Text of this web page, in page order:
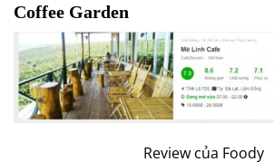
Coffee Garden
Review của Foody